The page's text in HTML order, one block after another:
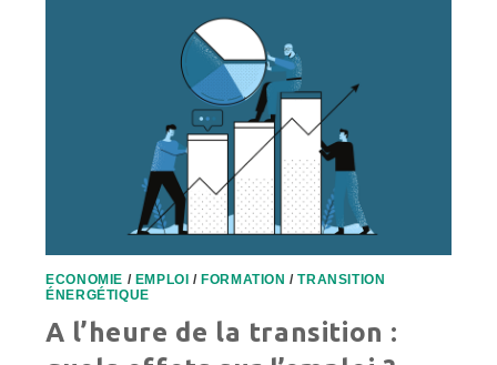
ECONOMIE / EMPLOI / FORMATION /TRANSITION
ÉNERGÉTIQUE
A l’heure de la transition :